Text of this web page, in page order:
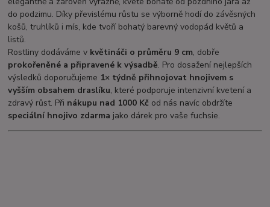
do podzimu. Díky převislému růstu se výborně hodí do závěsných
košů, truhlíků i mís, kde tvoří bohatý barevný vodopád květů a
listů.
Rostliny dodáváme v květináči o průměru 9 cm, dobře
prokořeněné a připravené k výsadbě. Pro dosažení nejlepších
výsledků doporučujeme 1× týdně přihnojovat hnojivem s
vyšším obsahem draslíku, které podporuje intenzivní kvetení a
zdravý růst. Při nákupu nad 1000 Kč od nás navíc obdržíte
speciální hnojivo zdarma jako dárek pro vaše fuchsie.